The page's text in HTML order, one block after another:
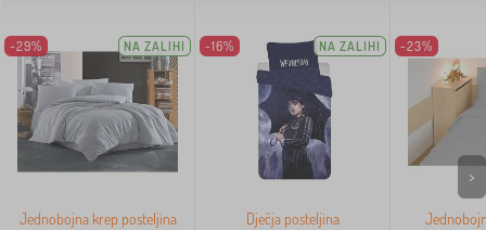
-29% NA ZALIHI
Jednobojna krep posteljina
-16% NA ZALIHI
Dječja posteljina
-23%
>